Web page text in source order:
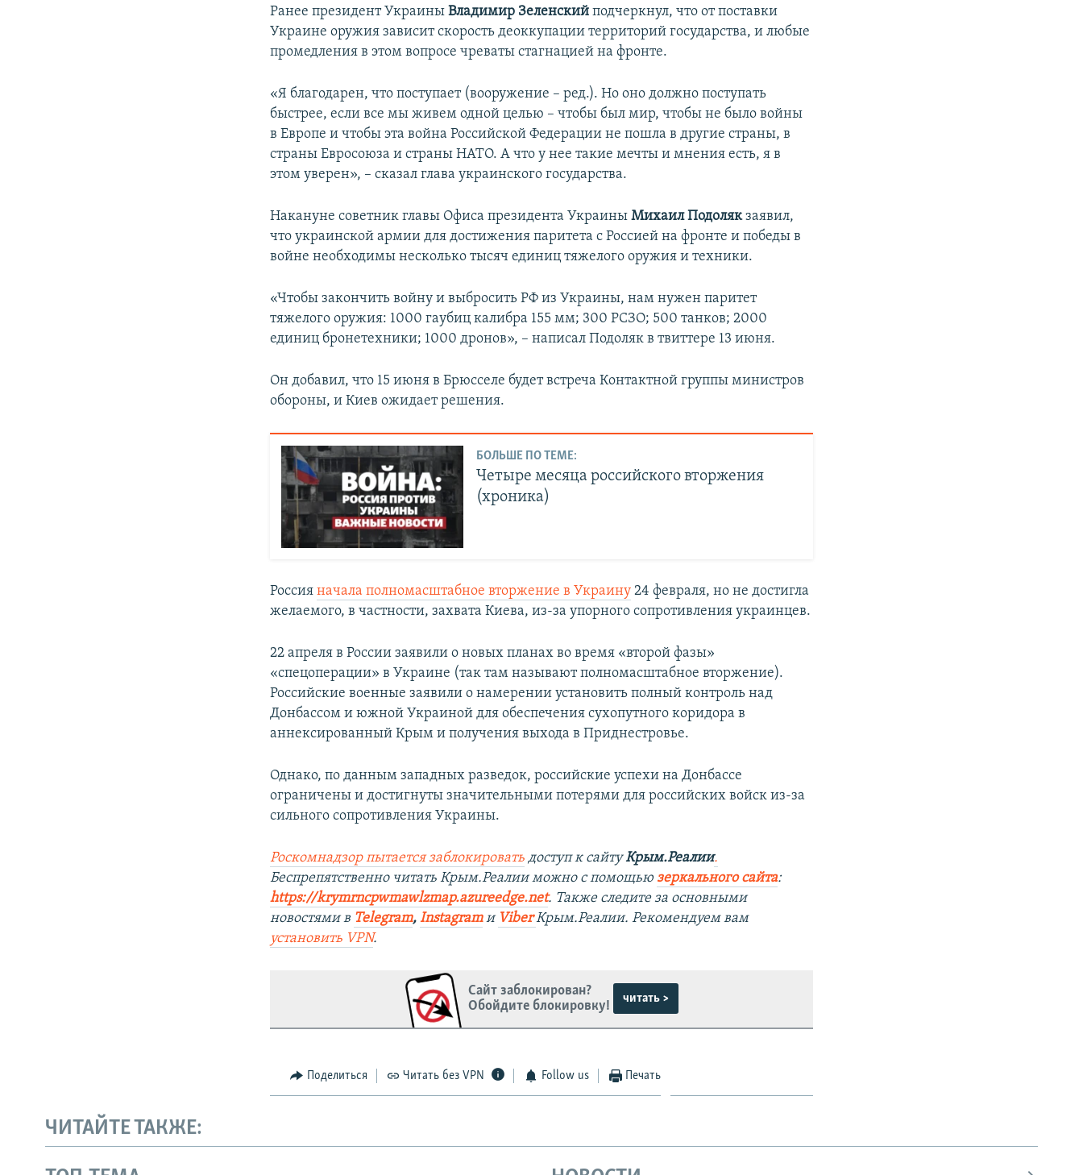
Ранее президент УкраиныВладимир Зеленский подчеркнул, что от поставки
Украине оружия зависит скорость деоккупации территорий государства, и любые
промедления в этом вопросе чреваты стагнацией на фронте.
«Я благодарен, что поступает (вооружение – ред.). Но оно должно поступать
быстрее, если все мы живем одной целью – чтобы был мир, чтобы не было войны
в Европе и чтобы эта война Российской Федерации не пошла в другие страны, в
страны Евросоюза и страны НАТО. А что у нее такие мечты и мнения есть, я в
этом уверен», – сказал глава украинского государства.
Накануне советник главы Офиса президента Украины Михаил Подолякзаявил,
что украинской армии для достижения паритета с Россией на фронте и победы в
войне необходимы несколько тысяч единиц тяжелого оружия и техники.
«Чтобы закончить войну и выбросить РФ из Украины, нам нужен паритет
тяжелого оружия: 1000 гаубиц калибра 155 мм; 300 РСЗО; 500 танков; 2000
единиц бронетехники; 1000 дронов», – написал Подоляк в твиттере 13 июня.
Он добавил, что 15 июня в Брюсселе будет встреча Контактной группы министров
обороны, и Киев ожидает решения.
БОЛЬШЕ ПО ТЕМЕ:
Четыре месяца российского вторжения
(хроника)
Россияначала полномасштабное вторжение в Украину 24 февраля, но не достигла
желаемого, в частности, захвата Киева, из-за упорного сопротивления украинцев.
22 апреля в России заявили о новых планах во время «второй фазы»
«спецоперации» в Украине (так там называют полномасштабное вторжение).
Российские военные заявили о намерении установить полный контроль над
Донбассом и южной Украиной для обеспечения сухопутного коридора в
аннексированный Крым и получения выхода в Приднестровье.
Однако, по данным западных разведок, российские успехи на Донбассе
ограничены и достигнуты значительными потерями для российских войск из-за
сильного сопротивления Украины.
Роскомнадзор пытается заблокировать доступ к сайтуКрым.Реалии.
Беспрепятственно читать Крым.Реалии можно с помощьюзеркального сайта:
https://krymrncpwmawlzmap.azureedge.net. Также следите за основными
новостями в Telegram, Instagram и ViberКрым.Реалии. Рекомендуем вам
установить VPN.
Сайт заблокирован?
Обойдите блокировку!
читать >
Поделиться Читать без VPN Follow us Печать
ЧИТАЙТЕ ТАКЖЕ: